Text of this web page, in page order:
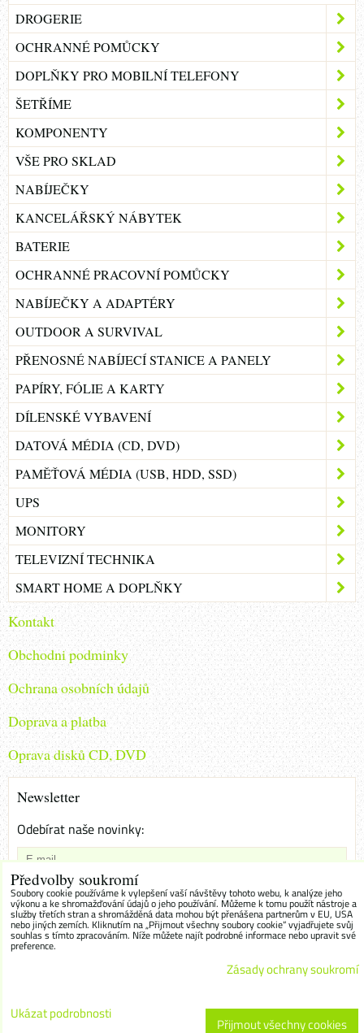
DROGERIE
OCHRANNÉ POMŮCKY
DOPLŇKY PRO MOBILNÍ TELEFONY
ŠETŘÍME
KOMPONENTY
VŠE PRO SKLAD
NABÍJEČKY
KANCELÁŘSKÝ NÁBYTEK
BATERIE
OCHRANNÉ PRACOVNÍ POMŮCKY
NABÍJEČKY A ADAPTÉRY
OUTDOOR A SURVIVAL
PŘENOSNÉ NABÍJECÍ STANICE A PANELY
PAPÍRY, FÓLIE A KARTY
DÍLENSKÉ VYBAVENÍ
DATOVÁ MÉDIA (CD, DVD)
PAMĚŤOVÁ MÉDIA (USB, HDD, SSD)
UPS
MONITORY
TELEVIZNÍ TECHNIKA
SMART HOME A DOPLŇKY
Kontakt
Obchodni podminky
Ochrana osobních údajů
Doprava a platba
Oprava disků CD, DVD
Newsletter
Odebírat naše novinky:
Chci se přihlásit k odběru novinek e-mailem
Odebírat
Předvolby soukromí
Soubory cookie používáme k vylepšení vaší návštěvy tohoto webu, k analýze jeho
výkonu a ke shromažďování údajů o jeho používání. Můžeme k tomu použít nástroje a
služby třetích stran a shromážděná data mohou být přenášena partnerům v EU, USA
nebo jiných zemích. Kliknutím na „Přijmout všechny soubory cookie“ vyjadřujete svůj
souhlas s tímto zpracováním. Níže můžete najít podrobné informace nebo upravit své
preference.
Zásady ochrany soukromí
Ukázat podrobnosti
Přijmout všechny cookies